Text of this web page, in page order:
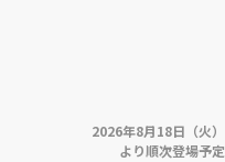
2026年8月18日（火）
より順次登場予定